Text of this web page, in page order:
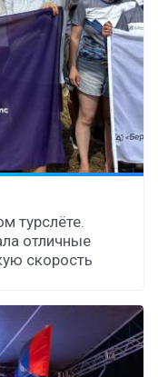
турслёте.
отличные
скорость